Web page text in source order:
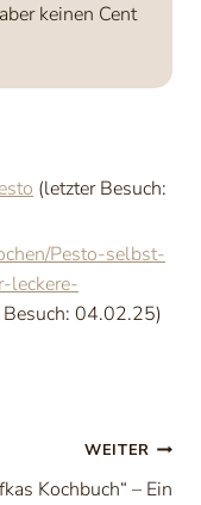
keinen Cent
(letzter Besuch:
Pesto-selbst-
leckere-
Besuch: 04.02.25)
WEITER
Kochbuch“ – Ein